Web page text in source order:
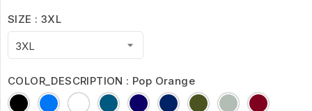
SIZE : 3XL
COLOR_DESCRIPTION : Pop Orange
BlackBlue WhiteCharcoal
Melange
French
Navy
royal
blue
army ash